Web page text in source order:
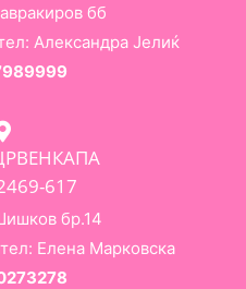
бб
Александра Јелиќ
617
бр.14
Елена Марковска